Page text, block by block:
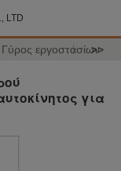
LTD
Γύρος εργοστασίων
>>
για